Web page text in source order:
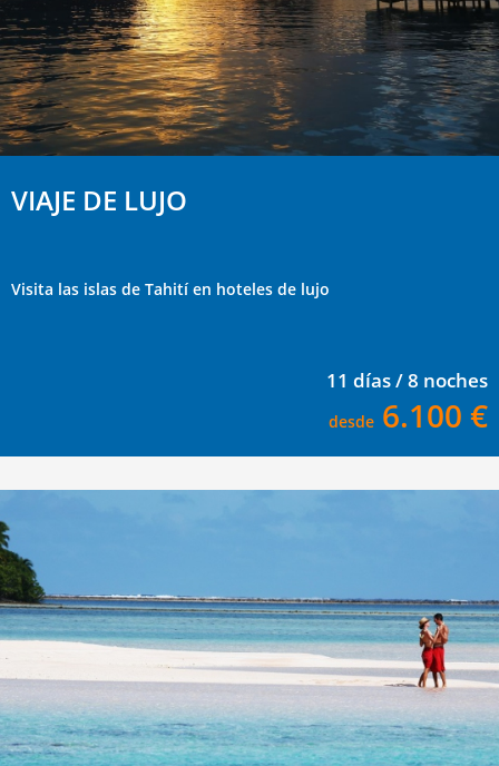
VIAJE DE LUJO
Visita las islas de Tahití en hoteles de lujo
11 días / 8 noches
desde 6.100 €